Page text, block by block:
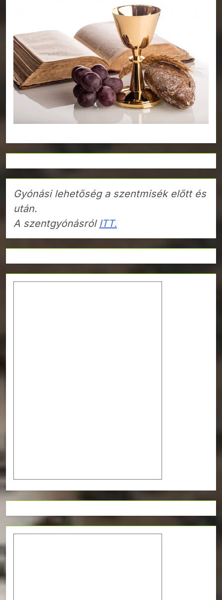
Gyónási lehetőség a szentmisék előtt és
után.
A szentgyónásról ITT.